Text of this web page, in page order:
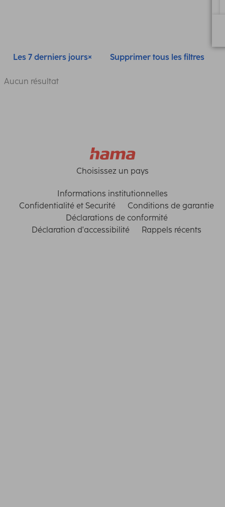
Les 7 derniers jours Supprimer tous les filtres
Aucun résultat
Choisissez un pays
Informations institutionnelles
Confidentialité et Securité
Conditions de garantie
Déclarations de conformité
Déclaration d'accessibilité
Rappels récents